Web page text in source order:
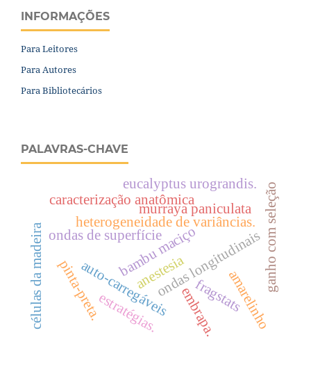
INFORMAÇÕES
Para Leitores
Para Autores
Para Bibliotecários
PALAVRAS-CHAVE
bambu maciço
heterogeneidade de variâncias.
auto-carregáveisondas longitudinais
ondas de superfície
fragstats
anestesia
pinta-preta. ganho com seleção
murraya paniculata
amarelinho
embrapa.
células da madeira
caracterização anatômica
eucalyptus urograndis.
estratégias.